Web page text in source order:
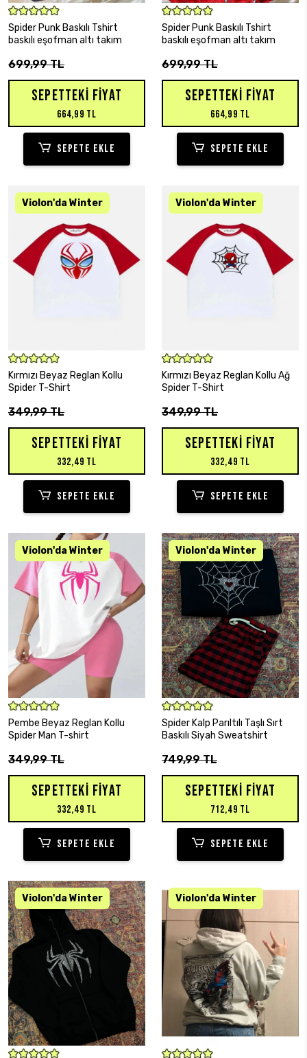
SEPETE EKLE
Spider Punk Baskılı Tshirt
baskılı eşofman altı takım
699,99 TL
SEPETTEKI FIYAT
664,99 TL
SEPETE EKLE
SEPETE EKLE
Spider Punk Baskılı Tshirt
baskılı eşofman altı takım
699,99 TL
SEPETTEKI FIYAT
664,99 TL
SEPETE EKLE
SEPETE EKLE
Kırmızı Beyaz Reglan Kollu
Spider T-Shirt
349,99 TL
SEPETTEKI FIYAT
332,49 TL
SEPETE EKLE
SEPETE EKLE
Kırmızı Beyaz Reglan Kollu Ağ
Spider T-Shirt
349,99 TL
SEPETTEKI FIYAT
332,49 TL
SEPETE EKLE
SEPETE EKLE
Pembe Beyaz Reglan Kollu
Spider Man T-shirt
349,99 TL
SEPETTEKI FIYAT
332,49 TL
SEPETE EKLE
SEPETE EKLE
Spider Kalp Parıltılı Taşlı Sırt
Baskılı Siyah Sweatshirt
749,99 TL
SEPETTEKI FIYAT
712,49 TL
SEPETE EKLE